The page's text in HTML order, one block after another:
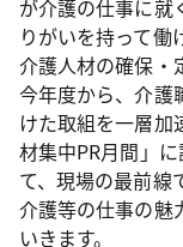
が介護の仕事に就
りがいを持って働
介護人材の確保・
今年度から、介護
けた取組を一層加
材集中PR月間」
て、現場の最前線
介護等の仕事の魅
いきます。